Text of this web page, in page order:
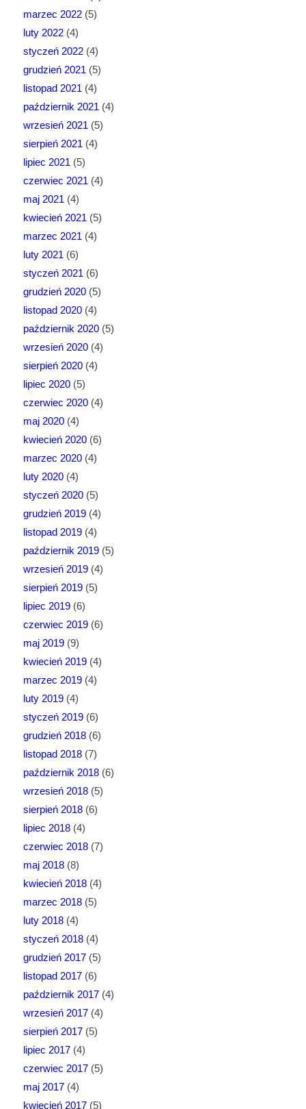
marzec 2022(5)
luty 2022(4)
styczeń 2022(4)
grudzień 2021 (5)
listopad 2021 (4)
październik 2021 (4)
wrzesień 2021 (5)
sierpień 2021 (4)
lipiec 2021 (5)
czerwiec 2021 (4)
maj 2021 (4)
kwiecień 2021 (5)
marzec 2021 (4)
luty 2021 (6)
styczeń 2021 (6)
grudzień 2020(5)
listopad 2020(4)
październik 2020(5)
wrzesień 2020(4)
sierpień 2020(4)
lipiec 2020(5)
czerwiec 2020(4)
maj 2020(4)
kwiecień 2020(6)
marzec 2020(4)
luty 2020(4)
styczeń 2020(5)
grudzień 2019(4)
listopad 2019(4)
październik 2019(5)
wrzesień 2019(4)
sierpień 2019(5)
lipiec 2019(6)
czerwiec 2019(6)
maj 2019(9)
kwiecień 2019(4)
marzec 2019(4)
luty 2019(4)
styczeń 2019(6)
grudzień 2018(6)
listopad 2018(7)
październik 2018(6)
wrzesień 2018(5)
sierpień 2018(6)
lipiec 2018(4)
czerwiec 2018(7)
maj 2018(8)
kwiecień 2018(4)
marzec 2018(5)
luty 2018(4)
styczeń 2018(4)
grudzień 2017(5)
listopad 2017(6)
październik 2017(4)
wrzesień 2017(4)
sierpień 2017(5)
lipiec 2017(4)
czerwiec 2017(5)
maj 2017(4)
kwiecień 2017(5)